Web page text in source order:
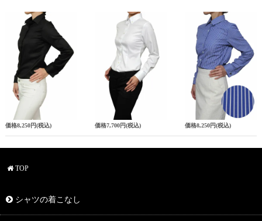
価格8,250円(税込) 価格7,700円(税込) 価格8,250円(税込)
TOP
シャツの着こなし